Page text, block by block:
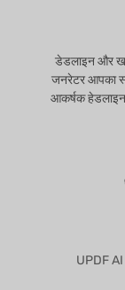
डेडलाइन और
जनरेटर आपका
आकर्षक हेडलाइन